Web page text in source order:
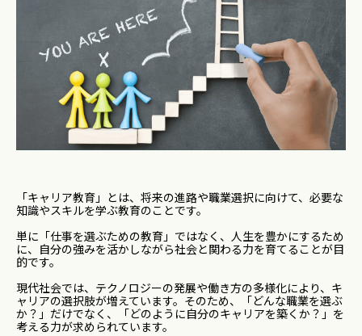
「キャリア教育」とは、将来の進路や職業選択に向けて、必要な
知識やスキルを学ぶ教育のことです。
単に「仕事を選ぶための教育」ではなく、人生を豊かにするため
に、自分の強みを活かしながら社会と関わる力を育てることが目
的です。
現代社会では、テクノロジーの発展や働き方の多様化により、キ
ャリアの選択肢が増えています。そのため、「どんな職業を選ぶ
か？」だけでなく、「どのように自分のキャリアを築くか？」を
考える力が求められています。